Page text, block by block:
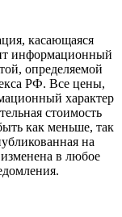
касающаяся
информационный
определяемой
РФ. Все цены,
характер
стоимость
как меньше, так
на
в любое